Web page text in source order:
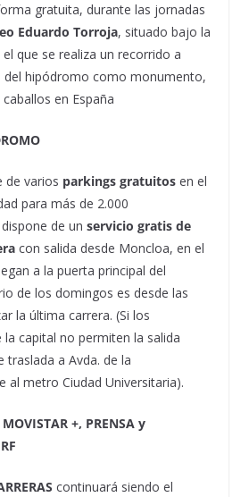
gratuita, durante las jornadas
Eduardo Torroja, situado bajo la
que se realiza un recorrido a
del hipódromo como monumento,
en España
de varios parkings gratuitosen el
para más de 2.000
de un servicio gratis de
con salida desde Moncloa, en el
a la puerta principal del
de los domingos es desde las
la última carrera. (Si los
capital no permiten la salida
traslada a Avda. de la
al metro Ciudad Universitaria).
MOVISTAR +, PRENSA y
continuará siendo el